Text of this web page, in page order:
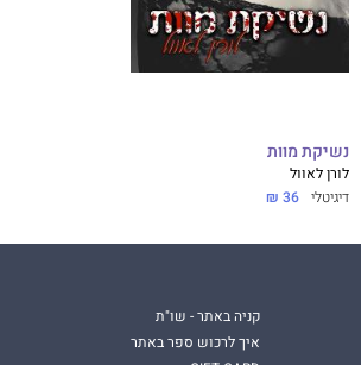
נשיקת מוות
לורן לאוול
דיגיטלי 36 ₪
קניה באתר - שו"ת
איך לרכוש ספר באתר